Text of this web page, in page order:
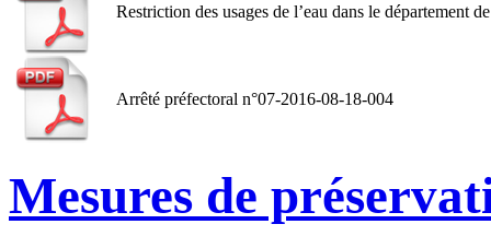
Restriction des usages de l’eau dans le département
Arrêté préfectoral n°07-2016-08-18-004
Mesures de